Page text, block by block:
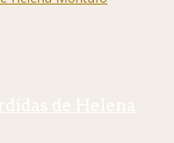
de Helena